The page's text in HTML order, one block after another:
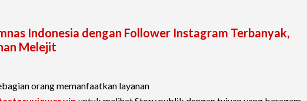
Indonesia dengan Follower Instagram Terbanyak,
Melejit
orang memanfaatkan layanan